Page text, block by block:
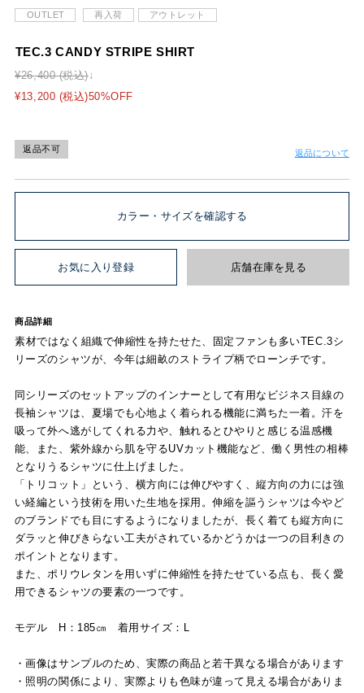
OUTLET 再入荷 アウトレット
TEC.3 CANDY STRIPE SHIRT
¥26,400 (税込)
¥13,200 (税込)50%OFF
返品不可 返品について
カラー・サイズを確認する
お気に入り登録 店舗在庫を見る
商品詳細
素材ではなく組織で伸縮性を持たせた、固定ファンも多いTEC.3シ
リーズのシャツが、今年は細畝のストライプ柄でローンチです。
同シリーズのセットアップのインナーとして有用なビジネス目線の
長袖シャツは、夏場でも心地よく着られる機能に満ちた一着。汗を
吸って外へ逃がしてくれる力や、触れるとひやりと感じる温感機
能、また、紫外線から肌を守るUVカット機能など、働く男性の相棒
となりうるシャツに仕上げました。
「トリコット」という、横方向には伸びやすく、縦方向の力には強
い経編という技術を用いた生地を採用。伸縮を謳うシャツは今やど
のブランドでも目にするようになりましたが、長く着ても縦方向に
ダラッと伸びきらない工夫がされているかどうかは一つの目利きの
ポイントとなります。
また、ポリウレタンを用いずに伸縮性を持たせている点も、長く愛
用できるシャツの要素の一つです。
モデル H：185㎝ 着用サイズ：L
・画像はサンプルのため、実際の商品と若干異なる場合があります
・照明の関係により、実際よりも色味が違って見える場合がありま